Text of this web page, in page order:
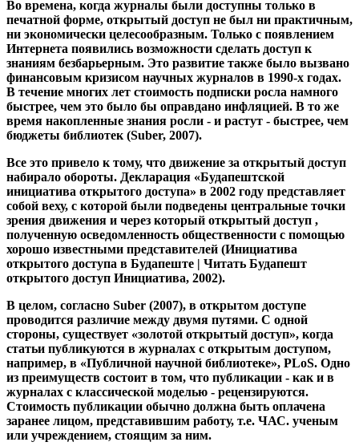
В целом, согласно Suber (2007), в открытом доступе
проводится различие между двумя путями. С одной
стороны, существует «золотой открытый доступ», когда
статьи публикуются в журналах с открытым доступом,
например, в «Публичной научной библиотеке», PLoS. Одно
из преимуществ состоит в том, что публикации - как и в
журналах с классической моделью - рецензируются.
Стоимость публикации обычно должна быть оплачена
заранее лицом, представившим работу, т.е. ЧАС. ученым
или учреждением, стоящим за ним.
Другой путь открытого доступа - это «зеленый открытый
доступ». Статьи публикуются в журналах с ограниченным
доступом, но при этом также хранятся в так называемых
«репозиториях открытого доступа». Эти архивы могут
быть организованы по регионам или по университетам, в
которых они хранятся. Хорошо известным примером
может быть «arXiv», где публикуются препринты из
области физики.
заинтересованных сторон. У авторов большая аудитория,
их работа имеет большее влияние. Читателям
предоставляется безбарьерный доступ. Учителя и
студенты, в частности, имеют доступ к знаниям,
независимо от их финансового или социального
положения. Это, в свою очередь, облегчает им получение
новых знаний. Журналы, а также университеты получают
больше внимания и веса, если они выбирают путь
открытого доступа. И последнее, но не менее важное:
граждане также получают выгоду, поскольку это дает